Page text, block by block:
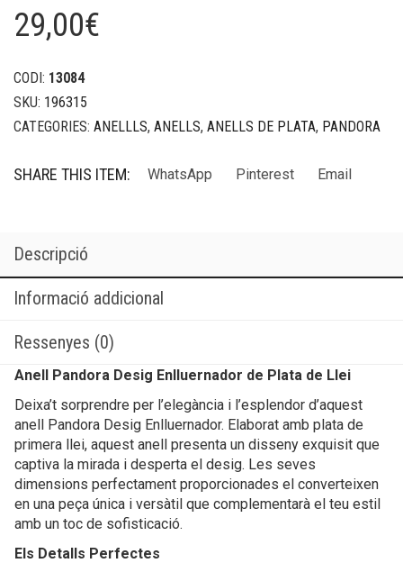
29,00€
CODI: 13084
SKU: 196315
CATEGORIES: ANELLLS, ANELLS, ANELLS DE PLATA, PANDORA
SHARE THIS ITEM: WhatsApp Pinterest Email
Descripció
Informació addicional
Ressenyes (0)
Anell Pandora Desig Enlluernador de Plata de Llei
Deixa’t sorprendre per l’elegància i l’esplendor d’aquest
anell Pandora Desig Enlluernador. Elaborat amb plata de
primera llei, aquest anell presenta un disseny exquisit que
captiva la mirada i desperta el desig. Les seves
dimensions perfectament proporcionades el converteixen
en una peça única i versàtil que complementarà el teu estil
amb un toc de sofisticació.
Els Detalls Perfectes